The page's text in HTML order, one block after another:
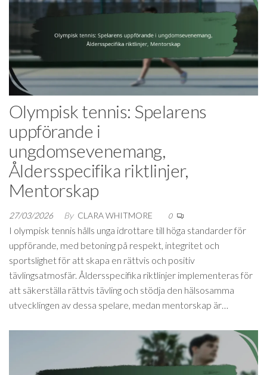
Olympisk tennis: Spelarens
uppförande i
ungdomsevenemang,
Åldersspecifika riktlinjer,
Mentorskap
27/03/2026 By CLARA WHITMORE 0
I olympisk tennis hålls unga idrottare till höga standarder för
uppförande, med betoning på respekt, integritet och
sportslighet för att skapa en rättvis och positiv
tävlingsatmosfär. Åldersspecifika riktlinjer implementeras för
att säkerställa rättvis tävling och stödja den hälsosamma
utvecklingen av dessa spelare, medan mentorskap är…